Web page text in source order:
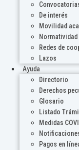
De interés
Movilidad
Normatividad
Redes de
Lazos
Ayuda
Directorio
Derechos
Glosario
Listado
Medidas
Pagos en